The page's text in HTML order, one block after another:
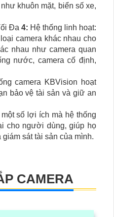
khuôn mặt, biển số xe,
Đa 4: Hệ thống linh hoạt:
camera khác nhau cho
nhau như camera quan
nước, camera cố định,
camera KBVision hoạt
bảo vệ tài sản và giữ an
số lợi ích mà hệ thống
cho người dùng, giúp họ
sát tài sản của mình.
CAMERA